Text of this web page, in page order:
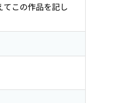
てこの作品を記し